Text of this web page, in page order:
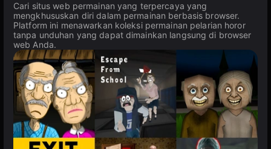
Cari situs web permainan yang terpercaya yang
mengkhususkan diri dalam permainan berbasis browser.
Platform ini menawarkan koleksi permainan pelarian horor
tanpa unduhan yang dapat dimainkan langsung di browser
web Anda.